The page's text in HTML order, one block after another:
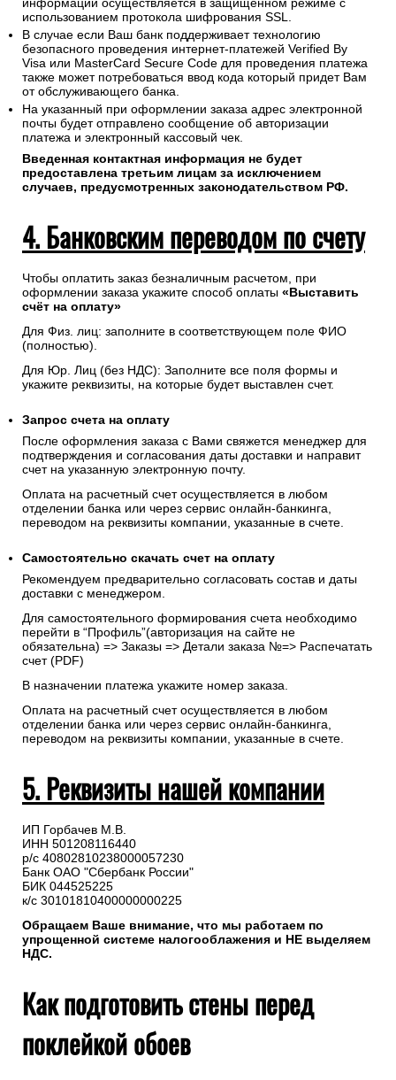
информации осуществляется в защищенном режиме с
использованием протокола шифрования SSL.
В случае если Ваш банк поддерживает технологию
безопасного проведения интернет-платежей Verified By
Visa или MasterCard Secure Code для проведения платежа
также может потребоваться ввод кода который придет Вам
от обслуживающего банка.
На указанный при оформлении заказа адрес электронной
почты будет отправлено сообщение об авторизации
платежа и электронный кассовый чек.
Введенная контактная информация не будет
предоставлена третьим лицам за исключением
случаев, предусмотренных законодательством РФ.
4. Банковским переводом по счету
Чтобы оплатить заказ безналичным расчетом, при
оформлении заказа укажите способ оплаты «Выставить
счёт на оплату»
Для Физ. лиц: заполните в соответствующем поле ФИО
(полностью).
Для Юр. Лиц (без НДС): Заполните все поля формы и
укажите реквизиты, на которые будет выставлен счет.
Запрос счета на оплату
После оформления заказа с Вами свяжется менеджер для
подтверждения и согласования даты доставки и направит
счет на указанную электронную почту.
Оплата на расчетный счет осуществляется в любом
отделении банка или через сервис онлайн-банкинга,
переводом на реквизиты компании, указанные в счете.
Самостоятельно скачать счет на оплату
Рекомендуем предварительно согласовать состав и даты
доставки с менеджером.
Для самостоятельного формирования счета необходимо
перейти в “Профиль”(авторизация на сайте не
обязательна) => Заказы => Детали заказа №=> Распечатать
счет (PDF)
В назначении платежа укажите номер заказа.
Оплата на расчетный счет осуществляется в любом
отделении банка или через сервис онлайн-банкинга,
переводом на реквизиты компании, указанные в счете.
5. Реквизиты нашей компании
ИП Горбачев М.В.
ИНН 501208116440
р/с 40802810238000057230
Банк ОАО "Сбербанк России"
БИК 044525225
к/с 30101810400000000225
Обращаем Ваше внимание, что мы работаем по
упрощенной системе налогооблажения и НЕ выделяем
НДС.
Как подготовить стены перед
поклейкой обоев